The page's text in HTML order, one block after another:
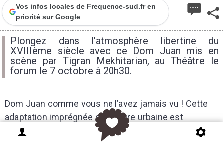
Vos infos locales de Frequence-sud.fr en
priorité sur Google
Plongez dans l'atmosphère libertine du
XVIIIème siècle avec ce Dom Juan mis en
scène par Tigran Mekhitarian, au Théâtre le
forum le 7 octobre à 20h30.
Dom Juan comme vous ne l’avez jamais vu ! Cette
adaptation imprégnée de culture urbaine est
audacieuse et contemporaine, voire révolutionnaire.